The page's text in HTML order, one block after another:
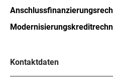
Kontaktdaten